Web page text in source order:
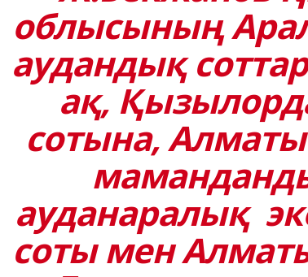
облысының
аудандық
ақ,
сотына,
ауданаралық
соты мен